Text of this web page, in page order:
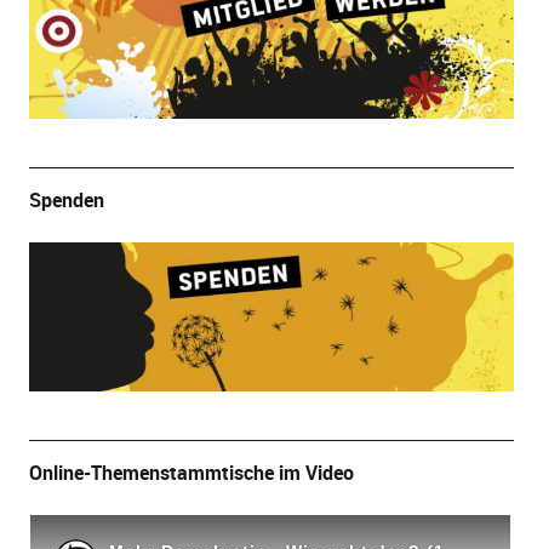
Spenden
Online-Themenstammtische im Video